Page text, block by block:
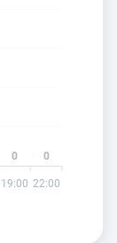
19:00 22:00
0 0